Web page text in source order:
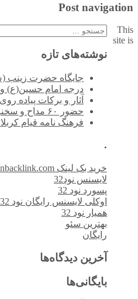
Post navigation
جستجو
نوشته‌های تازه
جایگاه حضرت زینب
درجه امام حسین(ع) و
آثار و برکات پیاده
حضور ۶۰ مداح و سخنران سرشناس در اربعین امسال
فرهنگ نامه قیام
.
خرید بک لینک behtarinbacklink.com
لایسنس نود32
پسورد نود 32
اوکلی لایسنس رایگان نود 32
همیار نود 32
بهترین سئو
رایگان
آخرین دیدگاه‌ها
بایگانی‌ها
This
site is